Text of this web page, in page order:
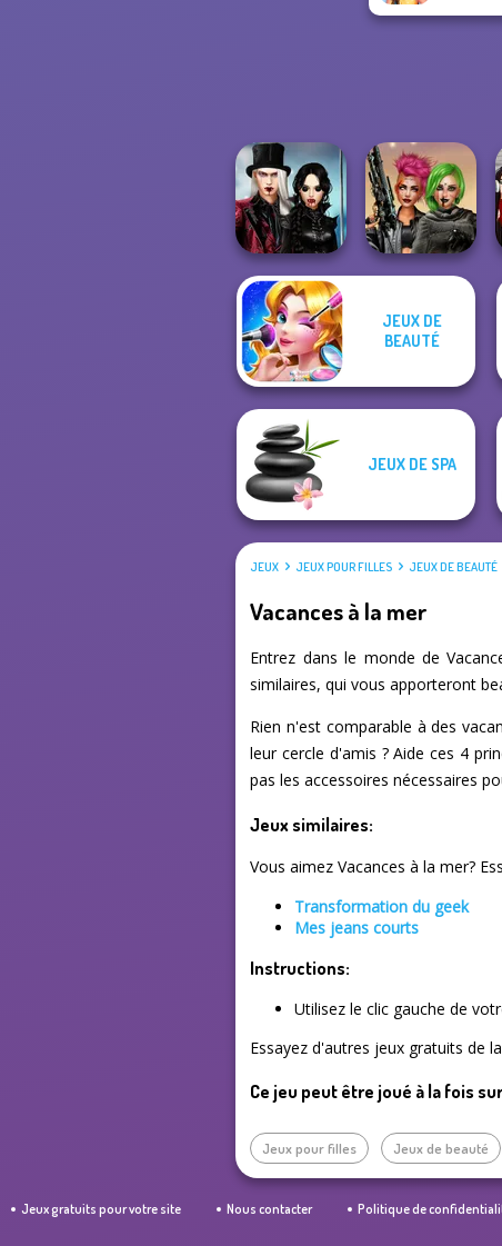
Twilight
Enchantment
Vampire R...
Cyberpunk
Shieldmaidens
JEUX DE
BEAUTÉ
JEUX DE SPA
JEUX JEUX POUR FILLES JEUX DE BEAUTÉ
Vacances à la mer
Entrez dans le monde de
similaires, qui vous apporteront
Rien n'est comparable à des
leur cercle d'amis ? Aide ces 4
pas les accessoires nécessaires
Jeux similaires:
Vous aimez Vacances à la mer?
Transformation du geek
Mes jeans courts
Instructions:
Utilisez le clic gauche de
Essayez d'autres jeux gratuits de
Ce jeu peut être joué à la fois
Jeux pour filles Jeux de beauté
Jeux gratuits pour votre site Nous contacter Politique de